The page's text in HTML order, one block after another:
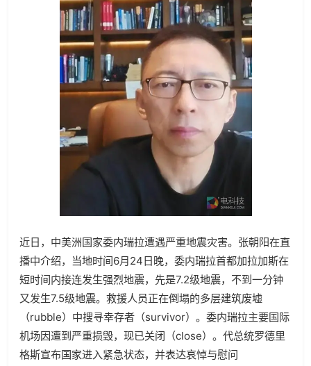
近日，中美洲国家委内瑞拉遭遇严重地震灾害。张朝阳在直
播中介绍，当地时间6月24日晚，委内瑞拉首都加拉加斯在
短时间内接连发生强烈地震，先是7.2级地震，不到一分钟
又发生7.5级地震。救援人员正在倒塌的多层建筑废墟
（rubble）中搜寻幸存者（survivor）。委内瑞拉主要国际
机场因遭到严重损毁，现已关闭（close）。代总统罗德里
格斯宣布国家进入紧急状态，并表达哀悼与慰问